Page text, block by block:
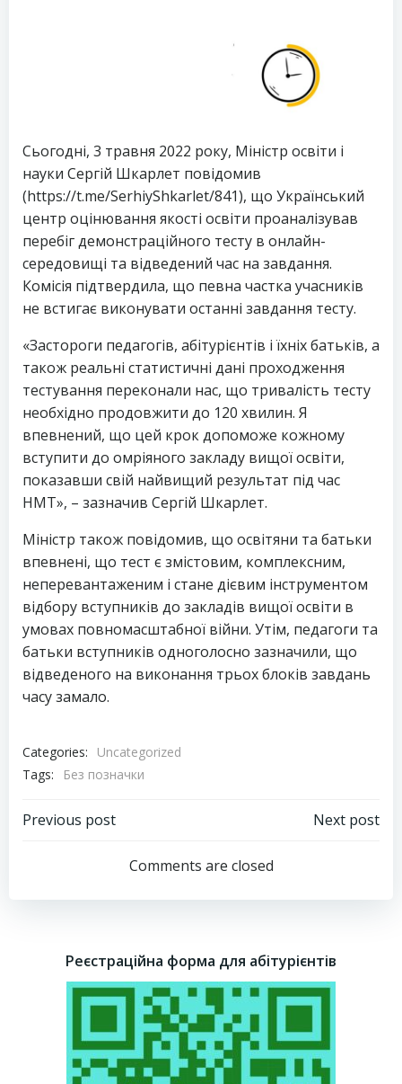
Сьогодні, 3 травня 2022 року, Міністр освіти і
науки Сергій Шкарлет повідомив
(https://t.me/SerhiyShkarlet/841), що Український
центр оцінювання якості освіти проаналізував
перебіг демонстраційного тесту в онлайн-
середовищі та відведений час на завдання.
Комісія підтвердила, що певна частка учасників
не встигає виконувати останні завдання тесту.
«Застороги педагогів, абітурієнтів і їхніх батьків, а
також реальні статистичні дані проходження
тестування переконали нас, що тривалість тесту
необхідно продовжити до 120 хвилин. Я
впевнений, що цей крок допоможе кожному
вступити до омріяного закладу вищої освіти,
показавши свій найвищий результат під час
НМТ», – зазначив Сергій Шкарлет.
Міністр також повідомив, що освітяни та батьки
впевнені, що тест є змістовим, комплексним,
неперевантаженим і стане дієвим інструментом
відбору вступників до закладів вищої освіти в
умовах повномасштабної війни. Утім, педагоги та
батьки вступників одноголосно зазначили, що
відведеного на виконання трьох блоків завдань
часу замало.
Categories:
Uncategorized
Tags:
Без позначки
Навігація
запису
Previous post
Навігація
запису
Next post
Comments are closed
Реєстраційна форма для абітурієнтів